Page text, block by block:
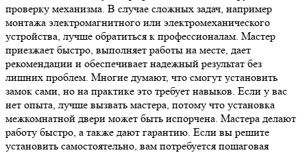
проверку механизма. В случае сложных задач, например
монтажа электромагнитного или электромеханического
устройства, лучше обратиться к профессионалам. Мастер
приезжает быстро, выполняет работы на месте, дает
рекомендации и обеспечивает надежный результат без
лишних проблем. Многие думают, что смогут установить
замок сами, но на практике это требует навыков. Если у вас
нет опыта, лучше вызвать мастера, потому что установка
межкомнатной двери может быть испорчена. Мастера делают
работу быстро, а также дают гарантию. Если вы решите
установить самостоятельно, вам потребуется пошаговая